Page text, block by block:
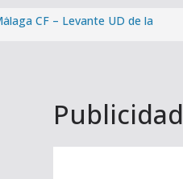
CF – Levante UD de la
en Ceuta (2-1)
del Sol: cómo y cuándo
de abonados con un 99,96%
Publicidad